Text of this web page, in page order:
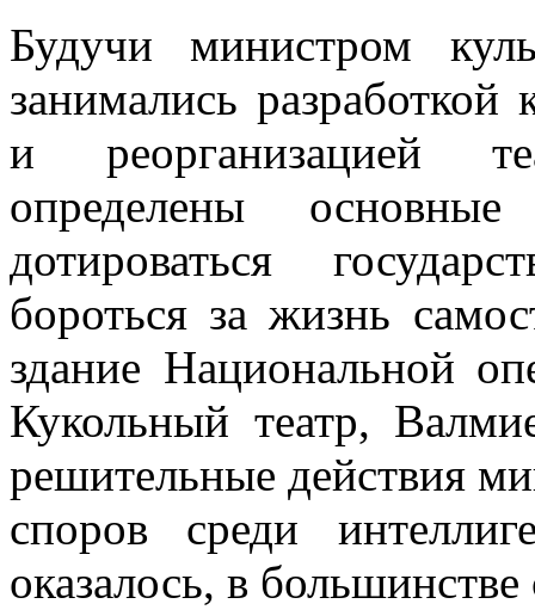
Будучи министром
занимались разработкой
и реорганизацией
определены
дотироваться
бороться за жизнь
здание Национальной
Кукольный театр,
решительные действия
споров среди
оказалось, в